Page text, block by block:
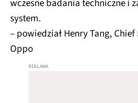
wczesne badania techniczne i
system.
– powiedział Henry Tang,
Oppo